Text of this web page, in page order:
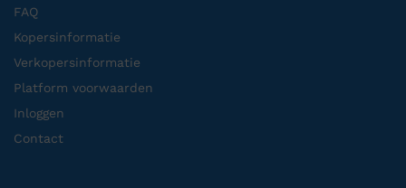
FAQ
Kopersinformatie
Verkopersinformatie
Platform voorwaarden
Inloggen
Contact